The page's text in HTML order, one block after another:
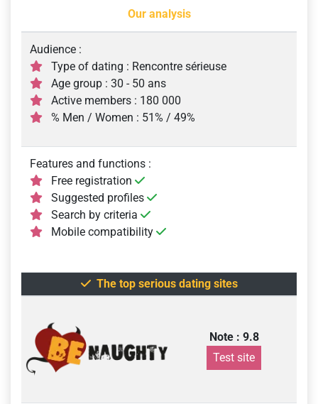
Our analysis
Audience :
Type of dating : Rencontre sérieuse
Age group : 30 - 50 ans
Active members : 180 000
% Men / Women : 51% / 49%
Features and functions :
Free registration
Suggested profiles
Search by criteria
Mobile compatibility
The top serious dating sites
Note : 9.8
Test site